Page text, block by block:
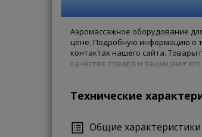
Аэромассажное оборудование
цене. Подробную информацию о
контактах нашего сайта. Товары
качестве товара и защищают
магазине, Вам достаточно
Технические
Общие характеристики